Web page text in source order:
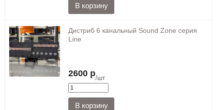
Дистриб 6 канальный Sound Zone серия
Line
2600 р/шт